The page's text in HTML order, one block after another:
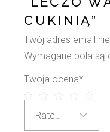
CUKINIĄ”
Twój adres email
Wymagane pola
Twoja ocena*